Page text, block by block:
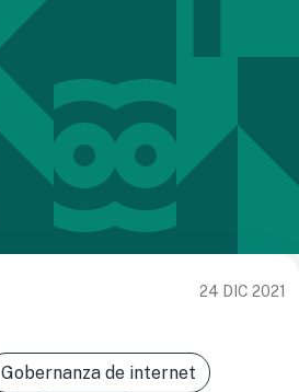
24 DIC 2021
Gobernanza de internet